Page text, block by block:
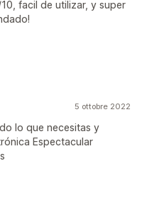
facil de utilizar, y super
5 ottobre 2022
lo que necesitas y
Espectacular